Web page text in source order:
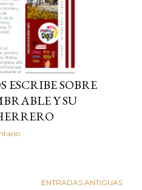
SOBRE
Y SU
ENTRADAS ANTIGUAS